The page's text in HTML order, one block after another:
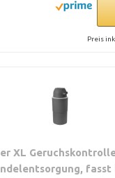
Preis
XL
fasst